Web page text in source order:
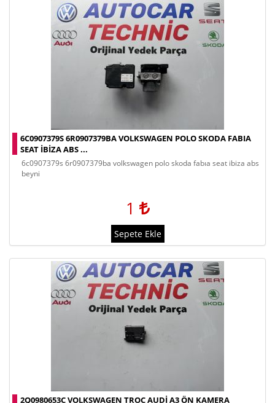
6C0907379S 6R0907379BA VOLKSWAGEN POLO SKODA FABIA
SEAT IBIZA ABS ...
6c0907379s 6r0907379ba volkswagen polo skoda fabıa seat ibiza abs
beyni
1
Sepete Ekle
2Q0980653C VOLKSWAGEN TROC AUDI A3 ÖN KAMERA